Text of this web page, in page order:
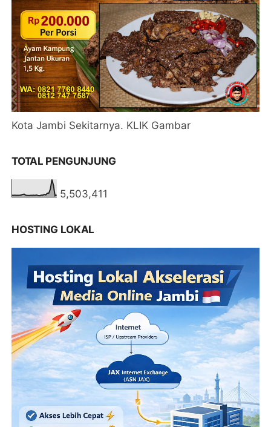
Kota Jambi Sekitarnya. KLIK Gambar
TOTAL PENGUNJUNG
5,503,411
HOSTING LOKAL